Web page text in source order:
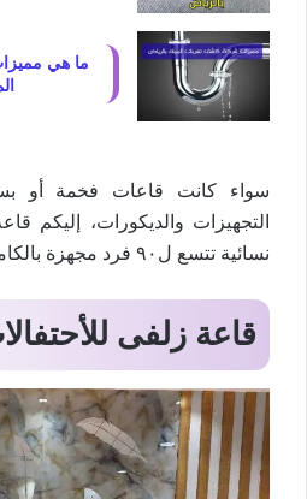
ما هي
سواء كانت قاعات فخمة أو
التجهيزات والديكورات، إليكم
نسائية تتسع ل٩٠ فرد مجهزة بالكامل .
قاعة زلفى